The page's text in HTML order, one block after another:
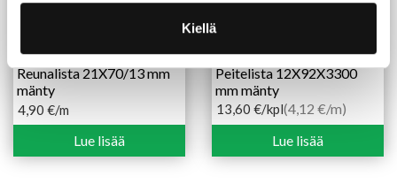
Kiellä
Reunalista 21X70/13 mm
mänty
4,90 €/m
Lue lisää
Peitelista 12X92X3300
mm mänty
13,60 €/kpl(4,12 €/m)
Lue lisää